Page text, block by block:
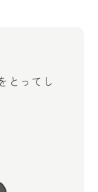
とってし